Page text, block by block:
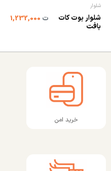
شلوار
شلوار بوت کات
بافت
ت1,232,000
خرید امن